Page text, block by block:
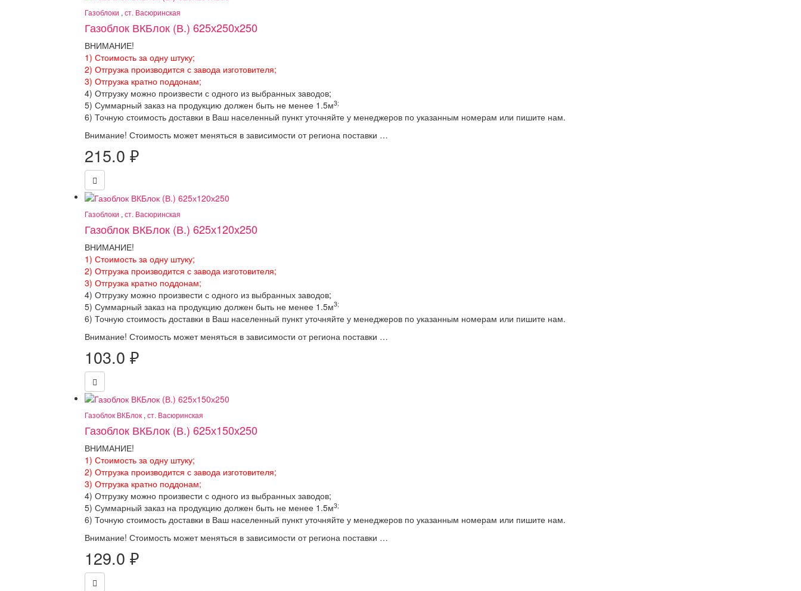
Газоблоки , ст. Васюринская
Газоблок ВКБлок (В.) 625х250х250
ВНИМАНИЕ!
1) Стоимость за одну штуку;
2) Отгрузка производится с завода изготовителя;
3) Отгрузка кратно поддонам;
4) Отгрузку можно произвести с одного из выбранных заводов;
5) Суммарный заказ на продукцию должен быть не менее 1.5м3;
6) Точную стоимость доставки в Ваш населенный пункт уточняйте у менеджеров по указанным номерам или пишите нам.
Внимание! Стоимость может меняться в зависимости от региона поставки …
215.0 ₽
Газоблоки , ст. Васюринская
Газоблок ВКБлок (В.) 625х120х250
ВНИМАНИЕ!
1) Стоимость за одну штуку;
2) Отгрузка производится с завода изготовителя;
3) Отгрузка кратно поддонам;
4) Отгрузку можно произвести с одного из выбранных заводов;
5) Суммарный заказ на продукцию должен быть не менее 1.5м3;
6) Точную стоимость доставки в Ваш населенный пункт уточняйте у менеджеров по указанным номерам или пишите нам.
Внимание! Стоимость может меняться в зависимости от региона поставки …
103.0 ₽
Газоблок ВКБлок , ст. Васюринская
Газоблок ВКБлок (В.) 625х150х250
ВНИМАНИЕ!
1) Стоимость за одну штуку;
2) Отгрузка производится с завода изготовителя;
3) Отгрузка кратно поддонам;
4) Отгрузку можно произвести с одного из выбранных заводов;
5) Суммарный заказ на продукцию должен быть не менее 1.5м3;
6) Точную стоимость доставки в Ваш населенный пункт уточняйте у менеджеров по указанным номерам или пишите нам.
Внимание! Стоимость может меняться в зависимости от региона поставки …
129.0 ₽